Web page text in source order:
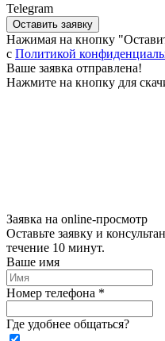
Telegram
Оставить заявку
Нажимая на кнопку
c Политикой
Ваше заявка отправлена!
Нажмите на кнопку для
Заявка на online-просмотр
Оставьте заявку и
течение 10 минут.
Ваше имя
Номер телефона *
Где удобнее общаться?